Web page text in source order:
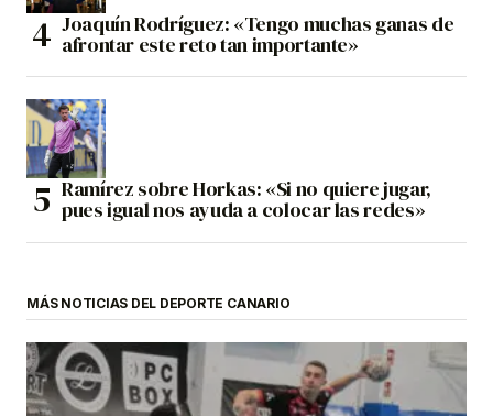
Joaquín Rodríguez: «Tengo muchas ganas de
afrontar este reto tan importante»
Ramírez sobre Horkas: «Si no quiere jugar,
pues igual nos ayuda a colocar las redes»
MÁS NOTICIAS DEL DEPORTE CANARIO